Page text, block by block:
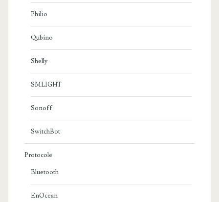
Philio
Qubino
Shelly
SMLIGHT
Sonoff
SwitchBot
Protocole
Bluetooth
EnOcean